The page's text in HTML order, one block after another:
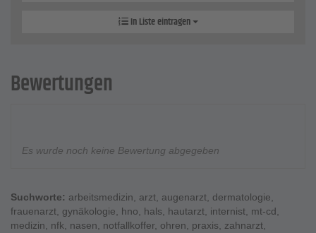
In Liste eintragen
Bewertungen
Es wurde noch keine Bewertung abgegeben
Suchworte: arbeitsmedizin, arzt, augenarzt, dermatologie,
frauenarzt, gynäkologie, hno, hals, hautarzt, internist, mt-cd,
medizin, nfk, nasen, notfallkoffer, ohren, praxis, zahnarzt,